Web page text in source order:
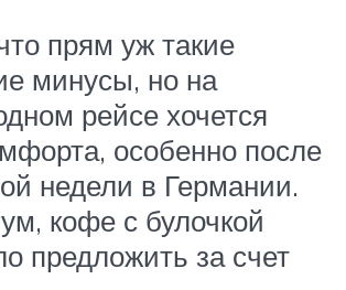
прям уж такие
минусы, но на
рейсе хочется
особенно после
недели в Германии.
кофе с булочкой
предложить за счет